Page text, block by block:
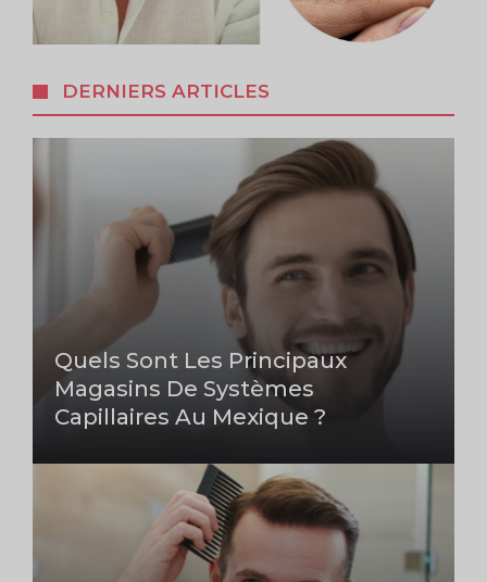
DERNIERS ARTICLES
Quels Sont Les Principaux
Magasins De Systèmes
Capillaires Au Mexique ?